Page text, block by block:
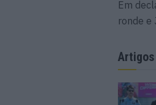
Em
ronde e